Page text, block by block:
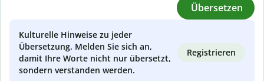
Übersetzen
Kulturelle Hinweise zu jeder
Übersetzung. Melden Sie sich an,
damit Ihre Worte nicht nur übersetzt,
sondern verstanden werden.
Registrieren